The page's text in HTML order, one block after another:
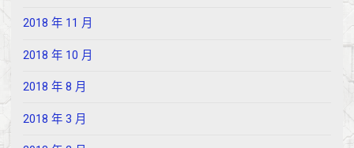
2018 年 11 月
2018 年 10 月
2018 年 8 月
2018 年 3 月